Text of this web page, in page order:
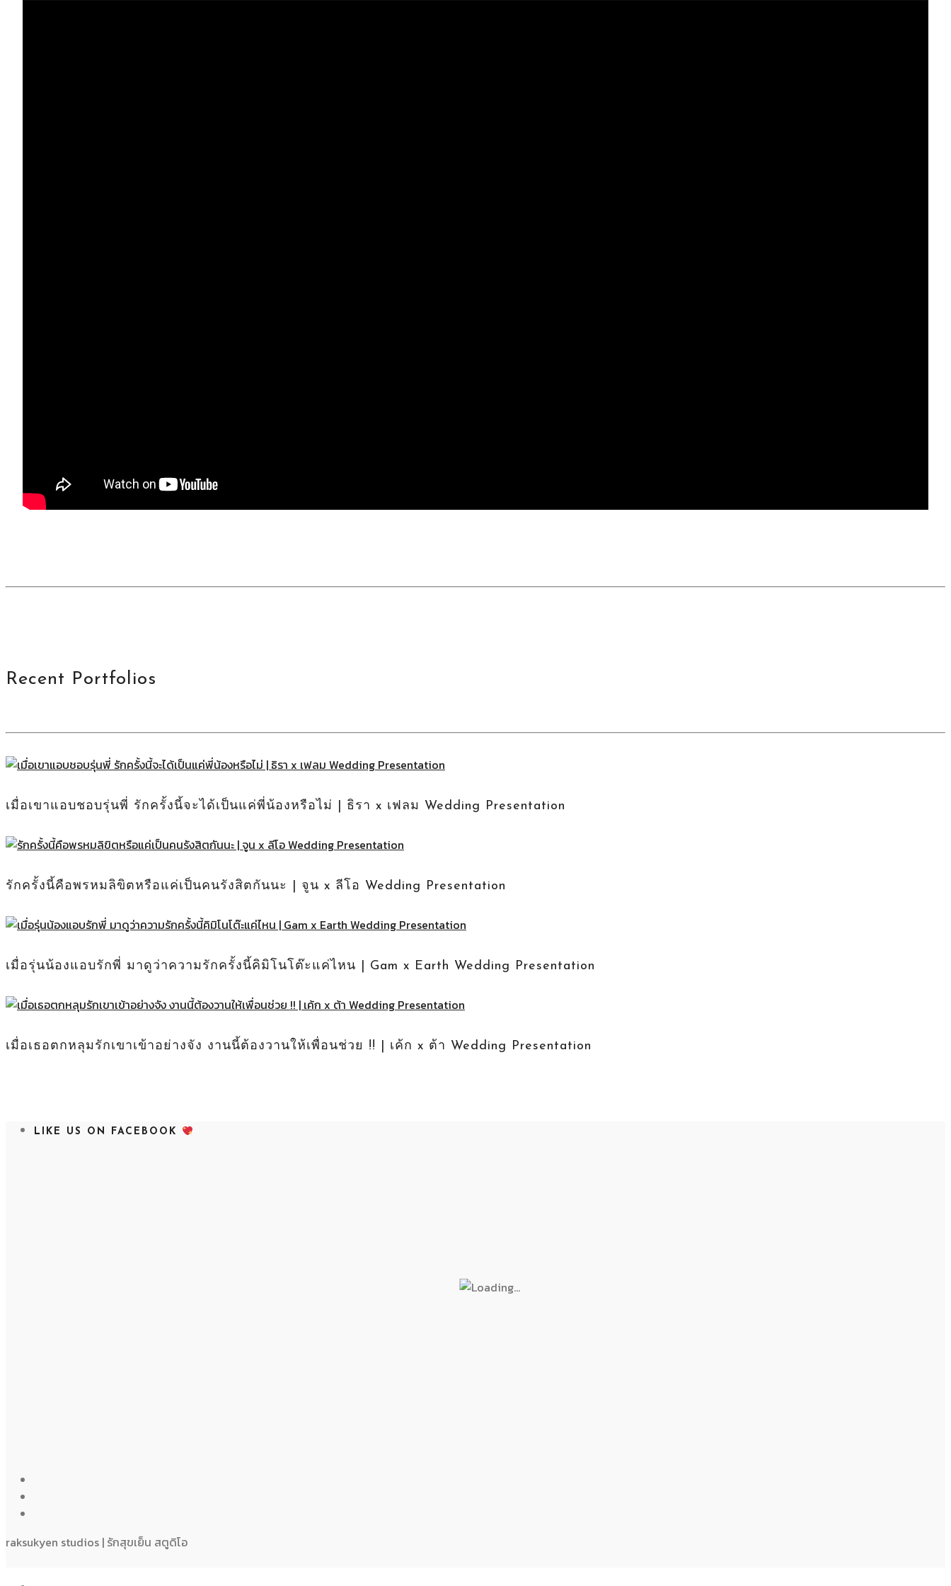
Recent Portfolios
เมื่อเขาแอบชอบรุ่นพี่ รักครั้งนี้จะได้เป็นแค่พี่น้องหรือไม่ | ธิรา x เฟลม Wedding Presentation
รักครั้งนี้คือพรหมลิขิตหรือแค่เป็นคนรังสิตกันนะ | จูน x ลีโอ Wedding Presentation
เมื่อรุ่นน้องแอบรักพี่ มาดูว่าความรักครั้งนี้คิมิโนโต๊ะแค่ไหน | Gam x Earth Wedding Presentation
เมื่อเธอตกหลุมรักเขาเข้าอย่างจัง งานนี้ต้องวานให้เพื่อนช่วย !! | เค้ก x ต้า Wedding Presentation
LIKE US ON FACEBOOK
raksukyen studios | รักสุขเย็น สตูดิโอ